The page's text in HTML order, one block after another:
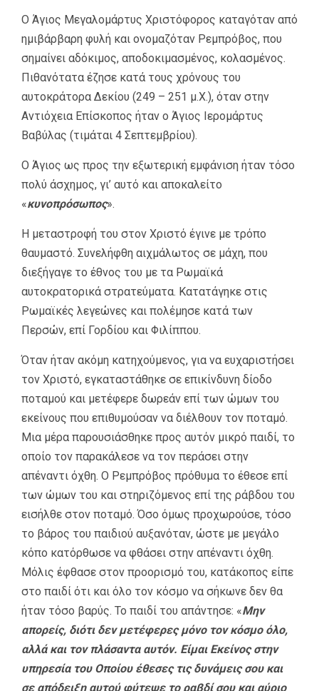
Ο Άγιος Μεγαλομάρτυς Χριστόφορος καταγόταν από
ημιβάρβαρη φυλή και ονομαζόταν Ρεμπρόβος, που
σημαίνει αδόκιμος, αποδοκιμασμένος, κολασμένος.
Πιθανότατα έζησε κατά τους χρόνους του
αυτοκράτορα Δεκίου (249 – 251 μ.Χ.), όταν στην
Αντιόχεια Επίσκοπος ήταν ο Άγιος Ιερομάρτυς
Βαβύλας (τιμάται 4 Σεπτεμβρίου).
Ο Άγιος ως προς την εξωτερική εμφάνιση ήταν τόσο
πολύ άσχημος, γι’ αυτό και αποκαλείτο
«κυνοπρόσωπος».
Η μεταστροφή του στον Χριστό έγινε με τρόπο
θαυμαστό. Συνελήφθη αιχμάλωτος σε μάχη, που
διεξήγαγε το έθνος του με τα Ρωμαϊκά
αυτοκρατορικά στρατεύματα. Κατατάγηκε στις
Ρωμαϊκές λεγεώνες και πολέμησε κατά των
Περσών, επί Γορδίου και Φιλίππου.
Όταν ήταν ακόμη κατηχούμενος, για να ευχαριστήσει
τον Χριστό, εγκαταστάθηκε σε επικίνδυνη δίοδο
ποταμού και μετέφερε δωρεάν επί των ώμων του
εκείνους που επιθυμούσαν να διέλθουν τον ποταμό.
Μια μέρα παρουσιάσθηκε προς αυτόν μικρό παιδί, το
οποίο τον παρακάλεσε να τον περάσει στην
απέναντι όχθη. Ο Ρεμπρόβος πρόθυμα το έθεσε επί
των ώμων του και στηριζόμενος επί της ράβδου του
εισήλθε στον ποταμό. Όσο όμως προχωρούσε, τόσο
το βάρος του παιδιού αυξανόταν, ώστε με μεγάλο
κόπο κατόρθωσε να φθάσει στην απέναντι όχθη.
Μόλις έφθασε στον προορισμό του, κατάκοπος είπε
στο παιδί ότι και όλο τον κόσμο να σήκωνε δεν θα
ήταν τόσο βαρύς. Το παιδί του απάντησε: «Μην
απορείς, διότι δεν μετέφερες μόνο τον κόσμο όλο,
αλλά και τον πλάσαντα αυτόν. Είμαι Εκείνος στην
υπηρεσία του Οποίου έθεσες τις δυνάμεις σου και
σε απόδειξη αυτού φύτεψε το ραβδί σου και αύριο